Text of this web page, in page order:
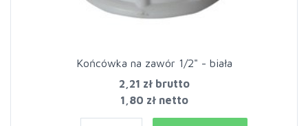
Końcówka na zawór 1/2" - biała
2,21 złbrutto
1,80 zł netto